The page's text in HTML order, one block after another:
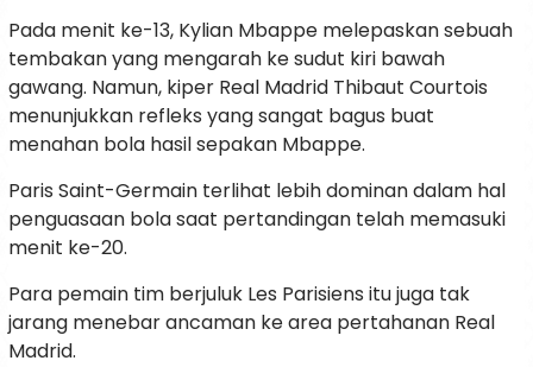
Pada menit ke-13, Kylian Mbappe melepaskan sebuah
tembakan yang mengarah ke sudut kiri bawah
gawang. Namun, kiper Real Madrid Thibaut Courtois
menunjukkan refleks yang sangat bagus buat
menahan bola hasil sepakan Mbappe.
Paris Saint-Germain terlihat lebih dominan dalam hal
penguasaan bola saat pertandingan telah memasuki
menit ke-20.
Para pemain tim berjuluk Les Parisiens itu juga tak
jarang menebar ancaman ke area pertahanan Real
Madrid.